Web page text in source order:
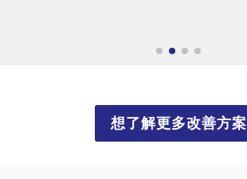
想了解更多改善方案